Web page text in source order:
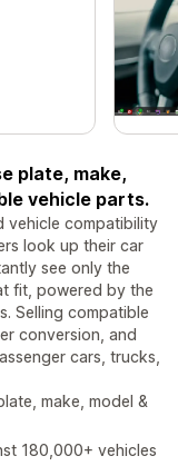
plate, make,
vehicle parts.
vehicle compatibility
look up their car
see only the
fit, powered by the
Selling compatible
conversion, and
cars, trucks,
make, model &
180,000+ vehicles